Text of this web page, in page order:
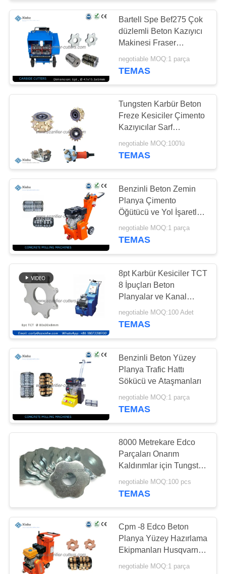
HABERLER
DAVALAR
BIR
İNDIRIM
HARITASI
GIZLILIK
POLITIKASI
Sikatör PCD
kesiciler
Von Arx Karbid Topu
Fırlatma Makineleri
Airtec Beton
Çöpçatanlar
Aksesuarları
41
Husqvarna Karbid
TCT Kesicileri
Schwamborn
Sakaryacı Parçaları
ve Aksesuarları
Bartell Spe Bef275 Çok
düzlemli Beton Kazıyıcı
Makinesi Fraser
Makinesi Latokho Rm
250
negotiable MOQ:1 parça
TEMAS
Tungsten Karbür Beton
Freze Kesiciler Çimento
Kazıyıcılar Sarf
Malzemeleri
negotiable MOQ:100'lü
TEMAS
Benzinli Beton Zemin
Planya Çimento
Öğütücü ve Yol İşaretleri
İçin Yedek Flails
negotiable MOQ:1 parça
TEMAS
8pt Karbür Kesiciler TCT
8 İpuçları Beton
Planyalar ve Kanal
Açma Makineleri İçin
Kazıyıcı Flail
negotiable MOQ:100 Adet
TEMAS
Benzinli Beton Yüzey
Planya Trafic Hattı
Sökücü ve Ataşmanları
negotiable MOQ:1 parça
TEMAS
8000 Metrekare Edco
Parçaları Onarım
Kaldırımlar için Tungsten
TCT Karbür Döven
Döşenmeleri Boya
negotiable MOQ:100 pcs
TEMAS
Cpm -8 Edco Beton
Planya Yüzey Hazırlama
Ekipmanları Husqvarna
CG 200
negotiable MOQ:1 parça